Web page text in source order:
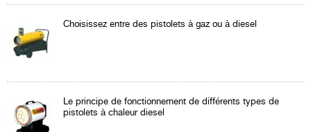
Choisissez entre des pistolets à gaz ou à diesel
Le principe de fonctionnement de différents types de
pistolets à chaleur diesel